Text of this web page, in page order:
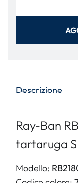
Descrizione
Ray-Ban
tartaruga S
Modello: